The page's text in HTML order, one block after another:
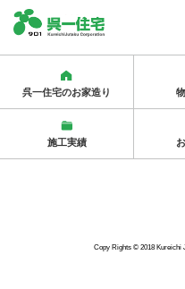
呉一住宅のお家造り
施工実績
Copy Rights © 2018 Kureichi